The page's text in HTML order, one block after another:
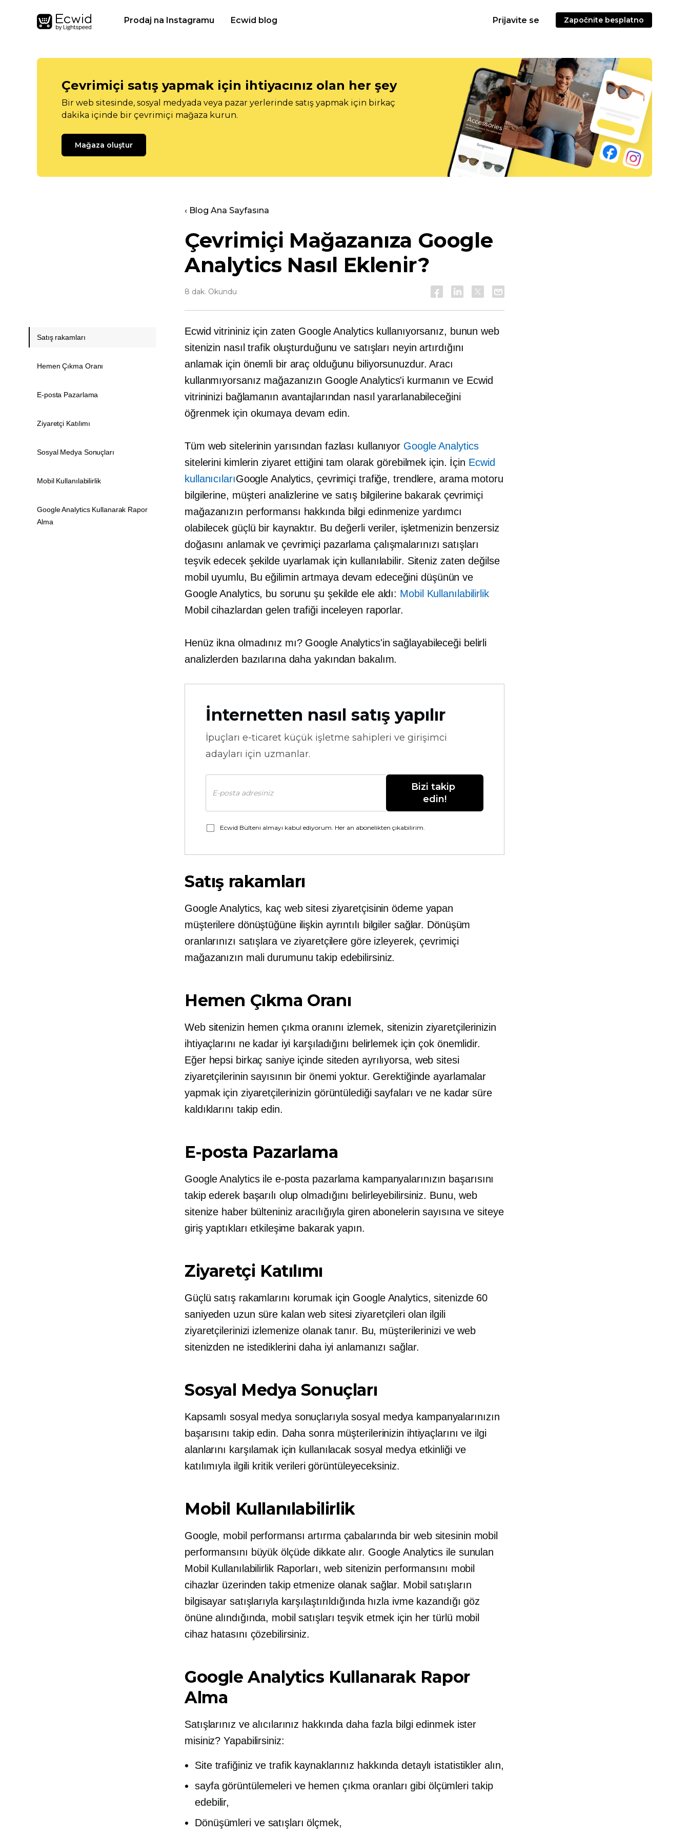
Prodaj na Instagramu Ecwid blog Prijavite se Započnite besplatno
Çevrimiçi satış yapmak için ihtiyacınız olan her şey
Bir web sitesinde, sosyal medyada veya pazar yerlerinde satış yapmak için birkaç
dakika içinde bir çevrimiçi mağaza kurun.
Mağaza oluştur
‹ Blog Ana Sayfasına
Çevrimiçi Mağazanıza Google
Analytics Nasıl Eklenir?
8 dak. Okundu
Ecwid vitrininiz için zaten Google Analytics kullanıyorsanız, bunun web
sitenizin nasıl trafik oluşturduğunu ve satışları neyin artırdığını
anlamak için önemli bir araç olduğunu biliyorsunuzdur. Aracı
kullanmıyorsanız mağazanızın Google Analytics'i kurmanın ve Ecwid
vitrininizi bağlamanın avantajlarından nasıl yararlanabileceğini
öğrenmek için okumaya devam edin.
Tüm web sitelerinin yarısından fazlası kullanıyor Google Analytics
sitelerini kimlerin ziyaret ettiğini tam olarak görebilmek için. İçin Ecwid
kullanıcılarıGoogle Analytics, çevrimiçi trafiğe, trendlere, arama motoru
bilgilerine, müşteri analizlerine ve satış bilgilerine bakarak çevrimiçi
mağazanızın performansı hakkında bilgi edinmenize yardımcı
olabilecek güçlü bir kaynaktır. Bu değerli veriler, işletmenizin benzersiz
doğasını anlamak ve çevrimiçi pazarlama çalışmalarınızı satışları
teşvik edecek şekilde uyarlamak için kullanılabilir. Siteniz zaten değilse
mobil uyumlu, Bu eğilimin artmaya devam edeceğini düşünün ve
Google Analytics, bu sorunu şu şekilde ele aldı: Mobil Kullanılabilirlik
Mobil cihazlardan gelen trafiği inceleyen raporlar.
Henüz ikna olmadınız mı? Google Analytics'in sağlayabileceği belirli
analizlerden bazılarına daha yakından bakalım.
İnternetten nasıl satış yapılır
İpuçları e-ticaret küçük işletme sahipleri ve girişimci
adayları için uzmanlar.
Bizi takip
edin!
Ecwid Bülteni almayı kabul ediyorum. Her an abonelikten çıkabilirim.
Satış rakamları
Google Analytics, kaç web sitesi ziyaretçisinin ödeme yapan
müşterilere dönüştüğüne ilişkin ayrıntılı bilgiler sağlar. Dönüşüm
oranlarınızı satışlara ve ziyaretçilere göre izleyerek, çevrimiçi
mağazanızın mali durumunu takip edebilirsiniz.
Hemen Çıkma Oranı
Web sitenizin hemen çıkma oranını izlemek, sitenizin ziyaretçilerinizin
ihtiyaçlarını ne kadar iyi karşıladığını belirlemek için çok önemlidir.
Eğer hepsi birkaç saniye içinde siteden ayrılıyorsa, web sitesi
ziyaretçilerinin sayısının bir önemi yoktur. Gerektiğinde ayarlamalar
yapmak için ziyaretçilerinizin görüntülediği sayfaları ve ne kadar süre
kaldıklarını takip edin.
E-posta Pazarlama
Google Analytics ile e-posta pazarlama kampanyalarınızın başarısını
takip ederek başarılı olup olmadığını belirleyebilirsiniz. Bunu, web
sitenize haber bülteniniz aracılığıyla giren abonelerin sayısına ve siteye
giriş yaptıkları etkileşime bakarak yapın.
Ziyaretçi Katılımı
Güçlü satış rakamlarını korumak için Google Analytics, sitenizde 60
saniyeden uzun süre kalan web sitesi ziyaretçileri olan ilgili
ziyaretçilerinizi izlemenize olanak tanır. Bu, müşterilerinizi ve web
sitenizden ne istediklerini daha iyi anlamanızı sağlar.
Sosyal Medya Sonuçları
Kapsamlı sosyal medya sonuçlarıyla sosyal medya kampanyalarınızın
başarısını takip edin. Daha sonra müşterilerinizin ihtiyaçlarını ve ilgi
alanlarını karşılamak için kullanılacak sosyal medya etkinliği ve
katılımıyla ilgili kritik verileri görüntüleyeceksiniz.
Mobil Kullanılabilirlik
Google, mobil performansı artırma çabalarında bir web sitesinin mobil
performansını büyük ölçüde dikkate alır. Google Analytics ile sunulan
Mobil Kullanılabilirlik Raporları, web sitenizin performansını mobil
cihazlar üzerinden takip etmenize olanak sağlar. Mobil satışların
bilgisayar satışlarıyla karşılaştırıldığında hızla ivme kazandığı göz
önüne alındığında, mobil satışları teşvik etmek için her türlü mobil
cihaz hatasını çözebilirsiniz.
Google Analytics Kullanarak Rapor
Alma
Satışlarınız ve alıcılarınız hakkında daha fazla bilgi edinmek ister
misiniz? Yapabilirsiniz:
Site trafiğiniz ve trafik kaynaklarınız hakkında detaylı istatistikler alın,
sayfa görüntülemeleri ve hemen çıkma oranları gibi ölçümleri takip
edebilir,
Dönüşümleri ve satışları ölçmek,
Satış rakamları
Hemen Çıkma Oranı
E-posta Pazarlama
Ziyaretçi Katılımı
Sosyal Medya Sonuçları
Mobil Kullanılabilirlik
Google Analytics Kullanarak Rapor
Alma